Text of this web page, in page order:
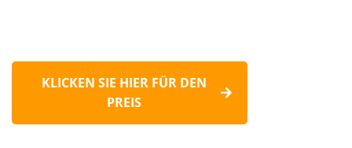
KLICKEN SIE HIER FÜR DEN
PREIS